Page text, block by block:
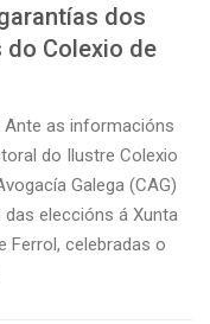
dos
Colexio de
Ante as informacións
do Ilustre Colexio
Galega (CAG)
eleccións á Xunta
Ferrol, celebradas o